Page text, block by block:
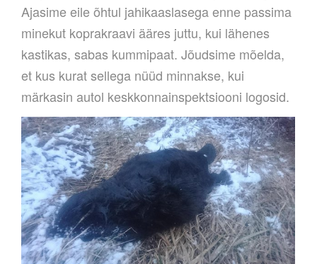
Ajasime eile õhtul jahikaaslasega enne passima
minekut koprakraavi ääres juttu, kui lähenes
kastikas, sabas kummipaat. Jõudsime mõelda,
et kus kurat sellega nüüd minnakse, kui
märkasin autol keskkonnainspektsiooni logosid.